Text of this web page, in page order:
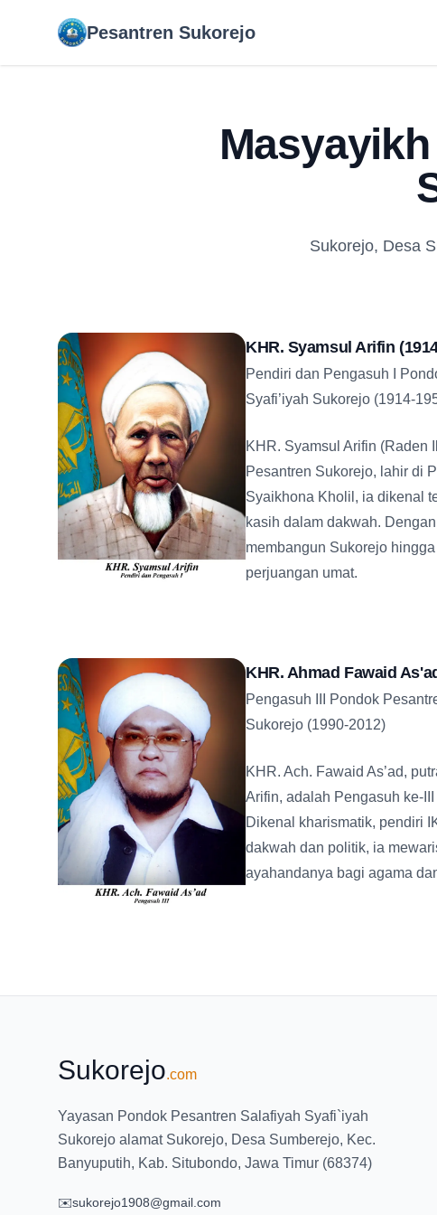
Pesantren Sukorejo
Pesantren Sukorejo
Sukorejo, Desa
KHR. Syamsul Arifin
Pendiri dan Pengasuh I
Syafi’iyah Sukorejo (1914-
KHR. Syamsul Arifin (Raden
Pesantren Sukorejo, lahir di
Syaikhona Kholil, ia dikenal
kasih dalam dakwah.
membangun Sukorejo
perjuangan umat.
KHR. Ahmad Fawaid
Pengasuh III Pondok
Sukorejo (1990-2012)
KHR. Ach. Fawaid As’ad,
Arifin, adalah Pengasuh ke-
Dikenal kharismatik, pendiri
dakwah dan politik, ia
ayahandanya bagi agama
Sukorejo.com
Yayasan Pondok Pesantren Salafiyah Syafi`iyah
Sukorejo alamat Sukorejo, Desa Sumberejo, Kec.
Banyuputih, Kab. Situbondo, Jawa Timur (68374)
✉️sukorejo1908@gmail.com